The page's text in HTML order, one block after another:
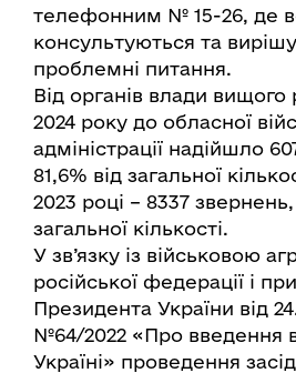
телефонним № 15-26, де
консультуються та
проблемні питання.
Від органів влади
2024 року до обласної
адміністрації надійшло
81,6% від загальної
2023 році – 8337
загальної кількості.
У зв’язку із військовою
російської федерації і
Президента України від
№64/2022 «Про введення
Україні» проведення